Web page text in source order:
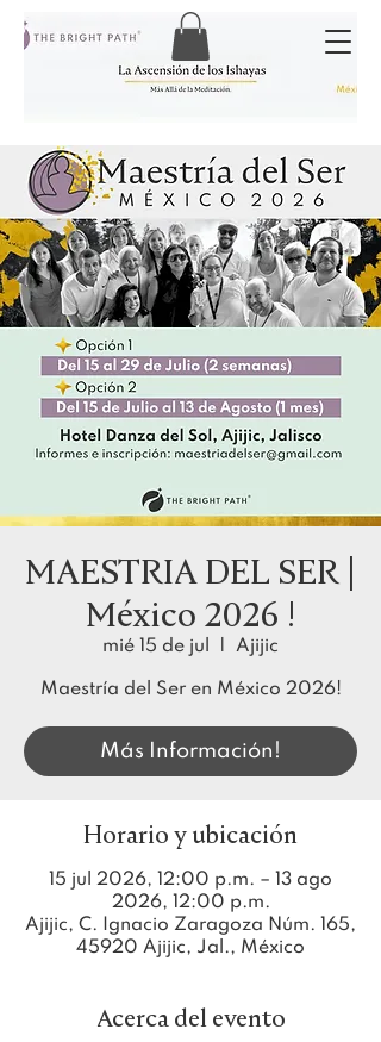
MAESTRIA DEL SER |
México 2026 !
mié 15 de jul Ajijic
Maestría del Ser en México 2026!
Más Información!
Horario y ubicación
15 jul 2026, 12:00 p.m. – 13 ago
2026, 12:00 p.m.
Ajijic, C. Ignacio Zaragoza Núm. 165,
45920 Ajijic, Jal., México
Acerca del evento